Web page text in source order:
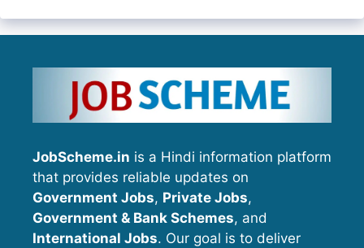
JobScheme.in is a Hindi information platform
that provides reliable updates on
Government Jobs, Private Jobs,
Government & Bank Schemes, and
International Jobs. Our goal is to deliver